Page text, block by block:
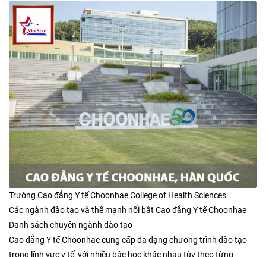
Trường Cao đẳng Y tế Choonhae College of Health Sciences
Các ngành đào tạo và thế mạnh nổi bật Cao đẳng Y tế Choonhae
Danh sách chuyên ngành đào tạo
Cao đẳng Y tế Choonhae cung cấp đa dạng chương trình đào tạo
trong lĩnh vực y tế, với nhiều bậc học khác nhau tùy theo từng